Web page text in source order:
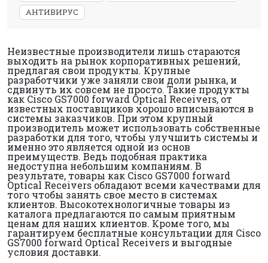
АНТИВИРУС
Неизвестные производители лишь стараются
выходить на рынок корпоративных решений,
предлагая свои продукты. Крупные
разработчики уже заняли свои доли рынка, и
сдвинуть их совсем не просто. Такие продукты
как Cisco GS7000 forward Optical Receivers, от
известных поставщиков хорошо вписываются в
системы заказчиков. При этом крупный
производитель может использовать собственные
разработки для того, чтобы улучшить системы и
именно это является одной из основ
преимуществ. Ведь подобная практика
недоступна небольшим компаниям. В
результате, товары как Cisco GS7000 forward
Optical Receivers обладают всеми качествами для
того чтобы занять свое место в системах
клиентов. Высокотехнологичные товары из
каталога предлагаются по самым приятным
ценам для наших клиентов. Кроме того, мы
гарантируем бесплатные консультации для Cisco
GS7000 forward Optical Receivers и выгодные
условия доставки.